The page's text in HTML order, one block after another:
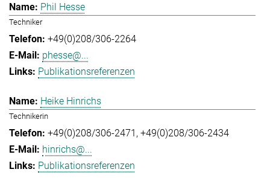
Phil Hesse
Techniker
+49(0)208/306-2264
phesse@...
Publikationsreferenzen
Heike Hinrichs
Technikerin
+49(0)208/306-2471 +49(0)208/306-2434
hinrichs@...
Publikationsreferenzen